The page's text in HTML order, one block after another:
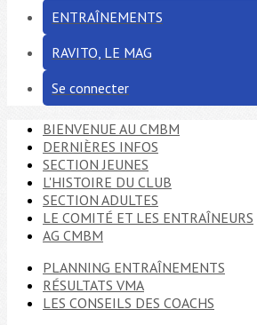
ENTRAÎNEMENTS
RAVITO, LE MAG
Se connecter
BIENVENUE AU CMBM
DERNIÈRES INFOS
SECTION JEUNES
L'HISTOIRE DU CLUB
SECTION ADULTES
LE COMITÉ ET LES ENTRAÎNEURS
AG CMBM
PLANNING ENTRAÎNEMENTS
RÉSULTATS VMA
LES CONSEILS DES COACHS